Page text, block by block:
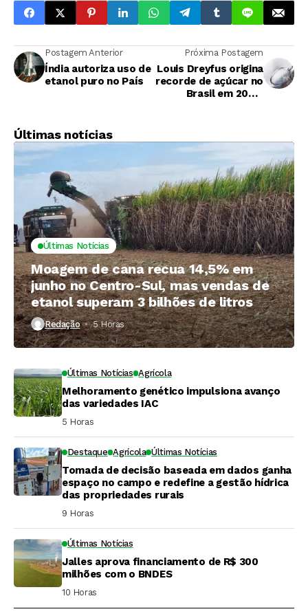
Postagem Anterior
Índia autoriza uso de
etanol puro no País
Próxima Postagem
Louis Dreyfus origina
recorde de açúcar no
Brasil em 2020,
Últimas notícias
Últimas Notícias
Moagem de cana recua 14,5% em
junho no Centro-Sul, mas vendas de
etanol superam 3 bilhões de litros
Redação 5 Horas ⁮
Últimas Notícias Agrícola
Melhoramento genético impulsiona avanço
das variedades IAC
5 Horas ⁮
Destaque Agrícola Últimas Notícias
Tomada de decisão baseada em dados ganha
espaço no campo e redefine a gestão hídrica
das propriedades rurais
9 Horas ⁮
Últimas Notícias
Jalles aprova financiamento de R$ 300
milhões com o BNDES
10 Horas ⁮